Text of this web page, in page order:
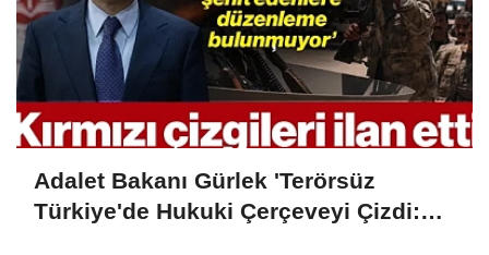
Adalet Bakanı Gürlek 'Terörsüz
Türkiye'de Hukuki Çerçeveyi Çizdi: